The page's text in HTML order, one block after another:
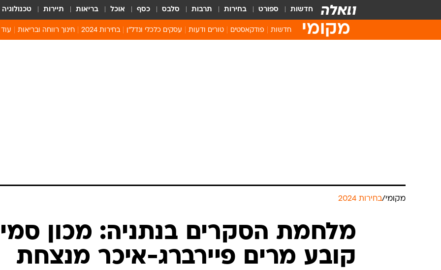
חדשות ספורט בחירות תרבות סלבס כסף אוכל בריאות תיירות טכנולוגיה
מקומי חדשות פודקאסטים טורים ודעות עסקים כלכלי ונדל"ן בחירות 2024 חינוך רווחה ובריאות
מקומי/בחירות 2024
מלחמת הסקרים בנתניה: מכון
קובע מרים פיירברג-איכר מנצחת